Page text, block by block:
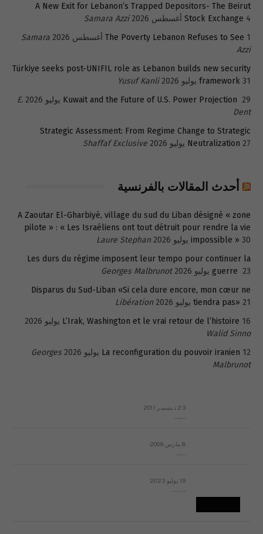
A New Exit for Lebanon’s Trapped Depositors- The Beirut
Stock Exchange 4 أغسطس 2026
Samara Azzi
The Poverty Lebanon Refuses to See 1 أغسطس 2026
Samara
Azzi
Türkiye seeks post-UNIFIL role as Lebanon builds new security
framework 31 يوليو 2026
Yusuf Kanli
Kuwait and the Future of U.S. Power Projection 29 يوليو 2026
E.
Dent
Strategic Assessment: From Regime Change to Strategic
Neutralization 27 يوليو 2026 Shaffaf Exclusive
أحدث المقالات بالفرنسية
A Zaoutar El-Gharbiyé, village du sud du Liban désigné « zone
pilote » : « Les Israéliens ont tout détruit pour rendre la vie
impossible » 30 يوليو 2026
Laure Stephan
Les durs du régime imposent leur tempo pour continuer la
guerre 23 يوليو 2026
Georges Malbrunot
Disparus du Sud-Liban «Si cela dure encore, mon cœur ne
tiendra pas» 21 يوليو 2026
Libération
L’Irak, Washington et le vrai retour de l’histoire 16 يوليو 2026
Walid Sinno
La reconfiguration du pouvoir iranien 12 يوليو 2026
Georges
Malbrunot
23 ديسمبر 2011
8 مارس 2008
19 يوليو 2023